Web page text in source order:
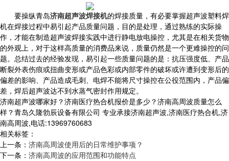
要操纵青岛济南超声波焊接机的焊接质量，有必要掌握超声波塑料焊
机在焊接过程中易引起产品质量问题，目的是处理，通过熟练的实际操
作，才能在制造超声波焊接实践中进行静电放电操控，尤其是在相关货物
的外观上，对于这样高质量的消费品来说，质量仍然是一个更难操控的问
题。总结过去的经验发现，易引起一些质量问题的是：抗压强度低、产品
断裂外表伤痕或扭曲变形或产品色彩或内部零件的破坏或许遭到变形后的
偏差的影响、产品造成毛刺、电焊不能将尺寸操控在公役范围内，产品偏
差，焊后超声波达不到水蒸气密封作用规定。
济南超声波哪家好？济南医疗热合机报价是多少？济南高周波质量怎么
样？青岛久隆勃辰设备有限公司 专业承接济南超声波,济南医疗热合机,济
南高周波,电话:13969760683
相关标签：
上一条： 济南高周波使用后的日常维护事项？
下一条： 济南高周波的应用范围和功能特点